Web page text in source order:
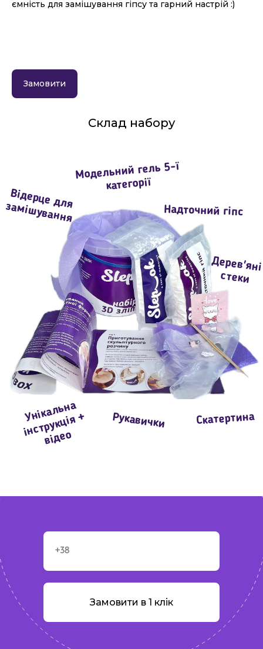
ємність для замішування гіпсу та гарний настрій :)
Замовити
Склад набору
Замовити в 1 клік